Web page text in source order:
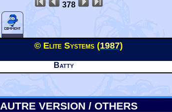
378
© Elite Systems (1987)
Batty
AUTRE VERSION / OTHERS